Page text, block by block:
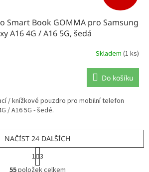
Smart Book GOMMA pro Samsung
A16 4G / A16 5G, šedá
Skladem (1 ks)
Do košíku
/ knížkové pouzdro pro mobilní telefon
/ A16 5G - šedé.
O
NAČÍST 24 DALŠÍCH
S
t
r
1 3